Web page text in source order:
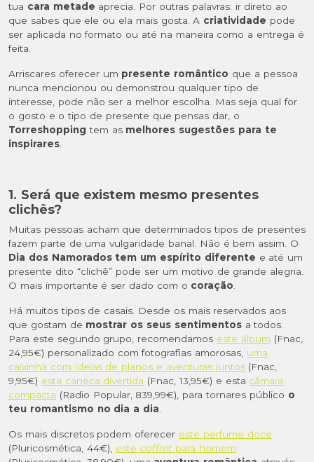
tua cara metade aprecia. Por outras palavras: ir direto ao
que sabes que ele ou ela mais gosta. A criatividade pode
ser aplicada no formato ou até na maneira como a entrega é
feita.
Arriscares oferecer um presente romântico que a pessoa
nunca mencionou ou demonstrou qualquer tipo de
interesse, pode não ser a melhor escolha. Mas seja qual for
o gosto e o tipo de presente que pensas dar, o
Torreshopping tem as melhores sugestões para te
inspirares.
1. Será que existem mesmo presentes
clichês?
Muitas pessoas acham que determinados tipos de presentes
fazem parte de uma vulgaridade banal. Não é bem assim. O
Dia dos Namorados tem um espírito diferente e até um
presente dito “clichê” pode ser um motivo de grande alegria.
O mais importante é ser dado com o coração.
Há muitos tipos de casais. Desde os mais reservados aos
que gostam de mostrar os seus sentimentosa todos.
Para este segundo grupo, recomendamos este álbum (Fnac,
24,95€) personalizado com fotografias amorosas, uma
caixinha com ideias de planos e aventuras juntos(Fnac,
9,95€) esta caneca divertida (Fnac, 13,95€) e esta câmara
compacta (Radio Popular, 839,99€), para tornares público o
teu romantismo no dia a dia.
Os mais discretos podem oferecer este perfume doce
(Pluricosmética, 44€), este coffretpara homem